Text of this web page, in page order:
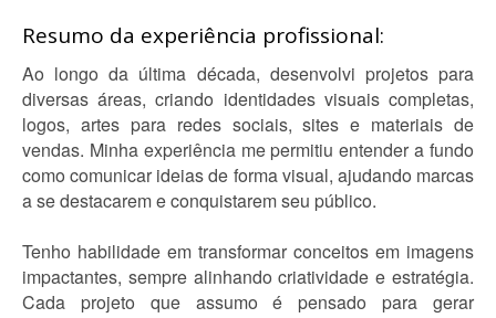
Resumo da experiência profissional:
Ao longo da última década, desenvolvi projetos para
diversas áreas, criando identidades visuais completas,
logos, artes para redes sociais, sites e materiais de
vendas. Minha experiência me permitiu entender a fundo
como comunicar ideias de forma visual, ajudando marcas
a se destacarem e conquistarem seu público.
Tenho habilidade em transformar conceitos em imagens
impactantes, sempre alinhando criatividade e estratégia.
Cada projeto que assumo é pensado para gerar